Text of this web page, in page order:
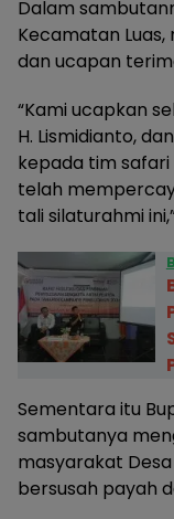
Dalam
Kecamatan
dan ucapan
“Kami ucapkan
H. Lismidianto,
kepada tim
telah
tali silaturahmi
Sementara itu
sambutanya
masyarakat
bersusah payah